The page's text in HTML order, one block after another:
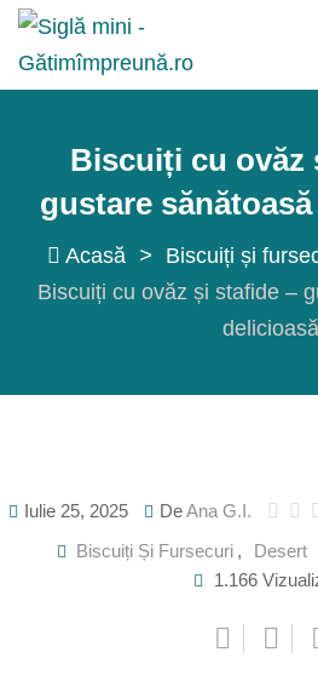
Sări
conținut
Biscuiți cu ovăz
gustare
Acasă > Biscuiți și
Biscuiți cu ovăz și stafide –
delicioasă
Iulie 25, 2025 DeAna G.I.
Biscuiți Și Fursecuri , Desert
1.166